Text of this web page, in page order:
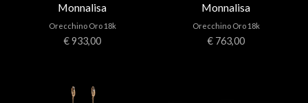
Monnalisa
Orecchino Oro 18k
€ 933,00
Monnalisa
Orecchino Oro 18k
€ 763,00